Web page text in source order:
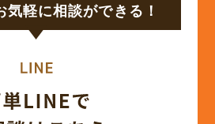
気軽に相談ができる！